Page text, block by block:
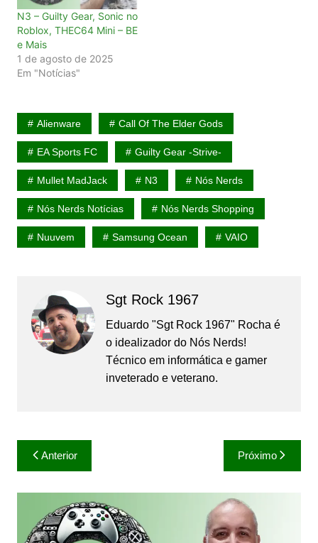
N3 – Guilty Gear, Sonic no
Roblox, THEC64 Mini – BE
e Mais
1 de agosto de 2025
Em "Notícias"
Alienware Call Of The Elder Gods
EA Sports FC Guilty Gear -Strive-
Mullet MadJack N3 Nós Nerds
Nós Nerds Notícias Nós Nerds Shopping
Nuuvem Samsung Ocean VAIO
Sgt Rock 1967
Eduardo "Sgt Rock 1967" Rocha é
o idealizador do Nós Nerds!
Técnico em informática e gamer
inveterado e veterano.
Navegação
de
Post
Anterior Próximo